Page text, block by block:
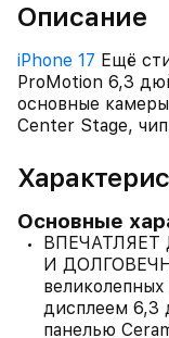
Описание
iPhone 17 Ещё
ProMotion 6,3
основные
Center Stage,
Основные
И
дисплеем 6,3
панелью